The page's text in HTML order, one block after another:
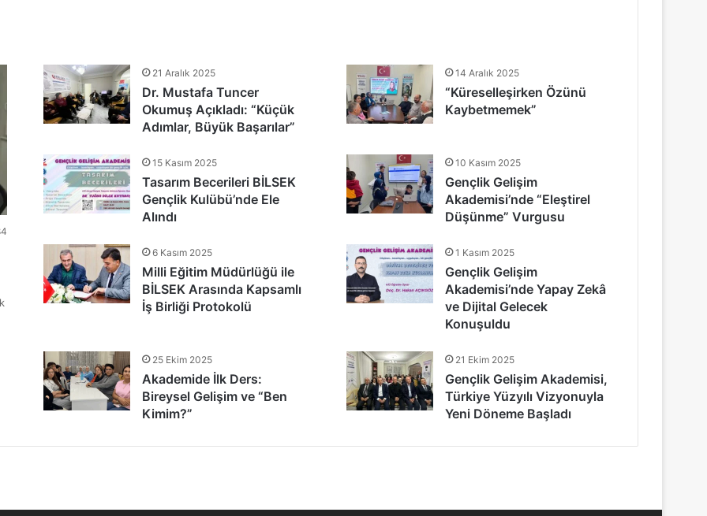
Teşekkür Belgeleriyle Tamamladı
Şöleni: Öğrenciler, Şair ve Ozanlarla Buluştu
21 Aralık 2025
Dr. Mustafa Tuncer
Okumuş Açıkladı: “Küçük
Adımlar, Büyük Başarılar”
14 Aralık 2025
“Küreselleşirken Özünü
Kaybetmemek”
15 Kasım 2025
Tasarım Becerileri BİLSEK
Gençlik Kulübü’nde Ele
Alındı
10 Kasım 2025
Gençlik Gelişim
Akademisi’nde “Eleştirel
Düşünme” Vurgusu
6 Kasım 2025
Milli Eğitim Müdürlüğü ile
BİLSEK Arasında Kapsamlı
İş Birliği Protokolü
1 Kasım 2025
Gençlik Gelişim
Akademisi’nde Yapay Zekâ
ve Dijital Gelecek
Konuşuldu
25 Ekim 2025
Akademide İlk Ders:
Bireysel Gelişim ve “Ben
Kimim?”
21 Ekim 2025
Gençlik Gelişim Akademisi,
Türkiye Yüzyılı Vizyonuyla
Yeni Döneme Başladı